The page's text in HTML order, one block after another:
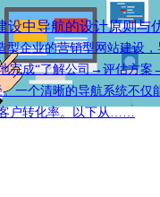
设中导航的设计原则与
型企业的营销型网站建设
完成“了解公司→评估方
。一个清晰的导航系统不仅
户转化率。以下从……